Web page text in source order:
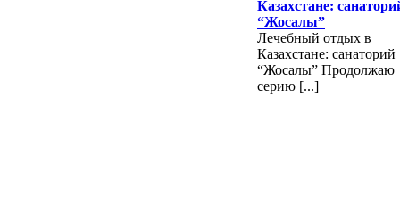
Казахстане:
“Жосалы”
Лечебный отдых в
Казахстане: санаторий
“Жосалы” Продолжаю
серию [...]